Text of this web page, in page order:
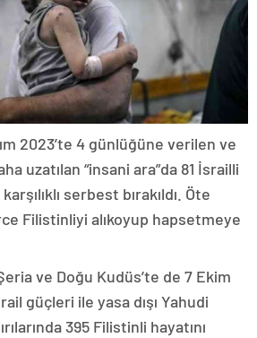
2023’te 4 günlüğüne verilen ve
uzatılan “insani ara”da 81 İsrailli
serbest bırakıldı. Öte
Filistinliyi alıkoyup hapsetmeye
ve Doğu Kudüs’te de 7 Ekim
güçleri ile yasa dışı Yahudi
395 Filistinli hayatını